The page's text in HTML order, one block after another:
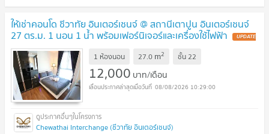
ให้เช่าคอนโด ชีวาทัย อินเตอร์เชนจ์ @ สถานีเตาปูน อินเตอร์เชนจ์
27 ตร.ม. 1 นอน 1 น้ำ พร้อมเฟอร์นิเจอร์และเครื่องใช้ไฟฟ้า UPDATE
!
1 ห้องนอน 27.0 m2 ชั้น22
12,000 บาท/เดือน
08/08/2026 10:29:00
Chewathai Interchange (ชีวาทัย อินเตอร์เชนจ์)